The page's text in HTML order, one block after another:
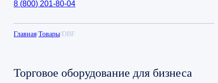
8 (800) 201-80-04
Главная/Товары/ DBF
Торговое оборудование для бизнеса